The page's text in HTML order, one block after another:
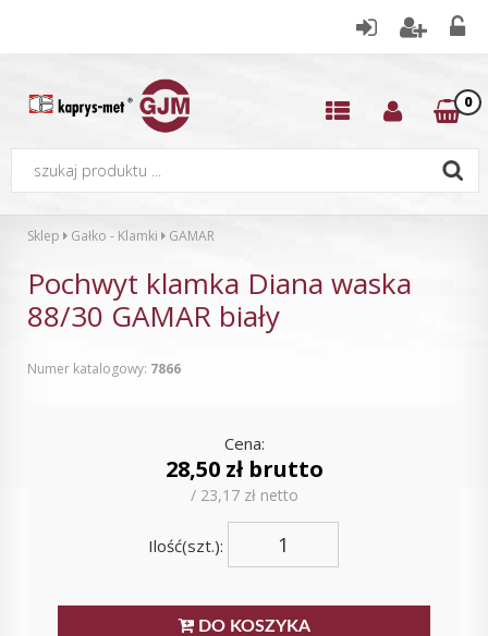
0
Sklep Gałko - Klamki GAMAR
Pochwyt klamka Diana waska
88/30 GAMAR biały
Numer katalogowy: 7866
Cena:
28,50 zł brutto
/ 23,17 zł netto
Ilość(szt.):
DO KOSZYKA